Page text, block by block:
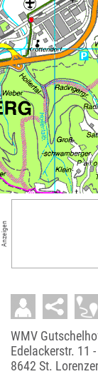
Anzeigen
WMV
Edelackerstr. 11
8642 St.